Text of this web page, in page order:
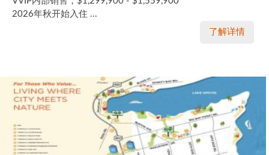
2026年秋开始入住 ...
了解详情